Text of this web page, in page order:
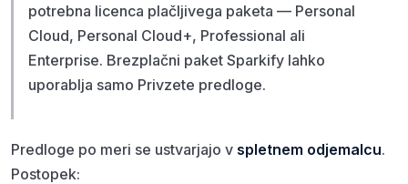
potrebna licenca plačljivega paketa — Personal
Cloud, Personal Cloud+, Professional ali
Enterprise. Brezplačni paket Sparkify lahko
uporablja samo Privzete predloge.
Predloge po meri se ustvarjajo v spletnem odjemalcu.
Postopek: